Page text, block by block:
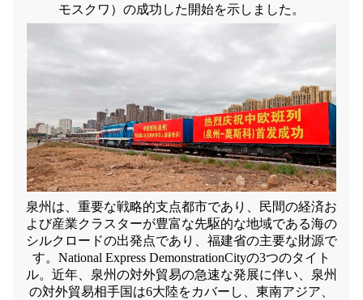
モスクワ）の成功した開始を示しました。
泉州は、重要な戦略的支点都市であり、民間の経済お
よび産業クラスターが豊富な先駆的な地域である海の
シルクロードの出発点であり、福建省の主要な財源で
す。National Express DemonstrationCityの3つのタイト
ル。近年、泉州の対外貿易の急速な発展に伴い、泉州
の対外貿易相手国は6大陸をカバーし、東南アジア、